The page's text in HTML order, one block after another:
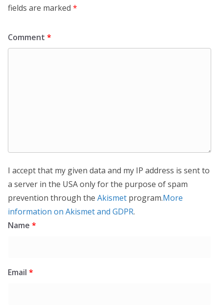
fields are marked *
Comment *
I accept that my given data and my IP address is sent to
a server in the USA only for the purpose of spam
prevention through the Akismet program.More
information on Akismet and GDPR.
Name *
Email *